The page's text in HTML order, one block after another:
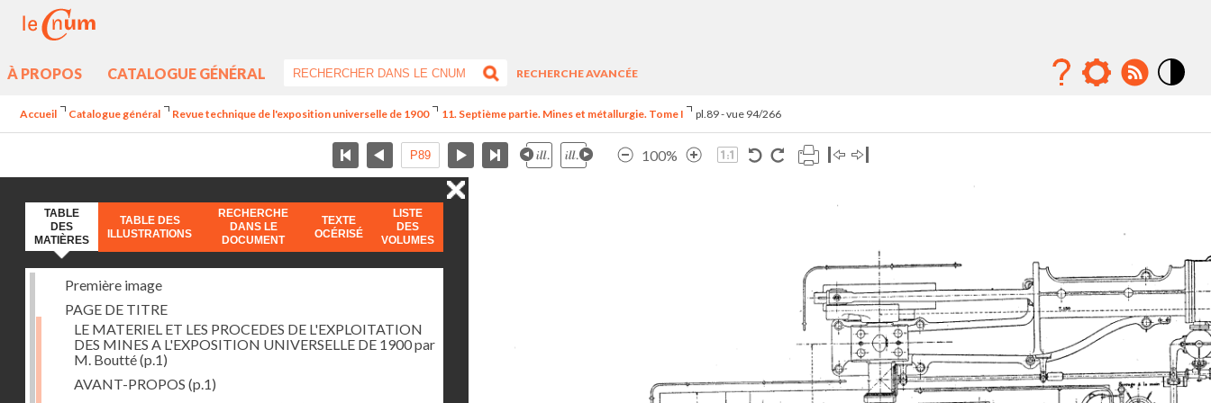
À PROPOS CATALOGUE GÉNÉRAL
RECHERCHE AVANCÉE
Accueil Catalogue général Revue technique de l'exposition universelle de 1900 11. Septième partie. Mines et métallurgie. Tome I pl.89 - vue 94/266
100%
TABLE
DES
MATIÈRES
TABLE DES
ILLUSTRATIONS
RECHERCHE
DANS LE
DOCUMENT
TEXTE
OCÉRISÉ
LISTE
DES
VOLUMES
Première image
PAGE DE TITRE
LE MATERIEL ET LES PROCEDES DE L'EXPLOITATION
DES MINES A L'EXPOSITION UNIVERSELLE DE 1900 par
M. Boutté(p.1)
AVANT-PROPOS (p.1)